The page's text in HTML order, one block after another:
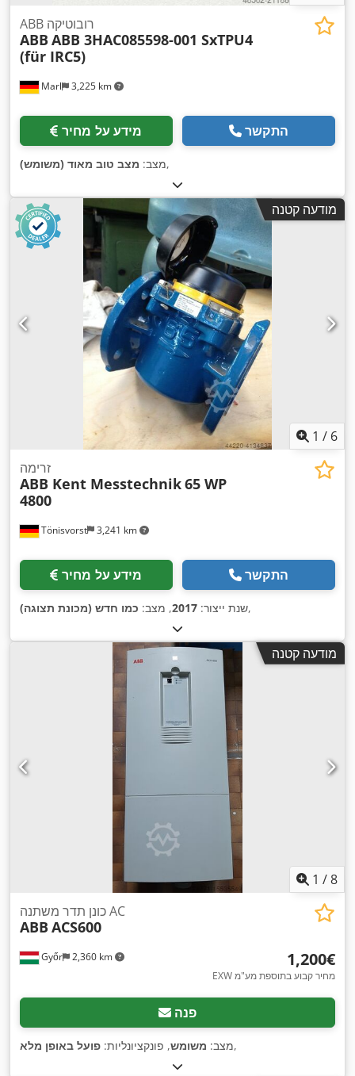
Marl 3,225 km
ABB רובוטיקה
ABB ABB 3HAC085598-001 SxTPU4
(für IRC5)
מידע על מחיר התקשר
מצב: מצב טוב מאוד (משומש) ,
מודעה קטנה
1 / 6
Tönisvorst 3,241 km
זרימה
ABB Kent Messtechnik65 WP
4800
מידע על מחיר התקשר
שנת ייצור: 2017, מצב: כמו חדש (מכונת תצוגה) ,
מודעה קטנה
1 /8
Győr 2,360 km
כונן תדר משתנה AC
ABB ACS600
‏1,200 ‏€
EXW מחיר קבוע בתוספת מע"מ
פנה
מצב: משומש, פונקציונליות: פועל באופן מלא ,